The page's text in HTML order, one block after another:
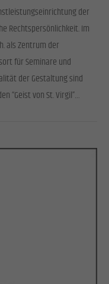
der
Rechtspersönlichkeit. Im
als Zentrum der
für Seminare und
der Gestaltung sind
“Geist von St. Virgil”…